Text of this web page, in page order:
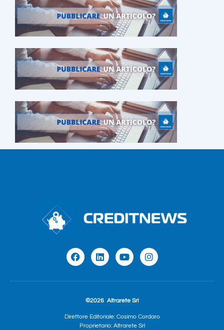
©2026 Altrarete Srl
Direttore Editoriale: Cosimo Cordaro
Proprietario: Altrarete Srl